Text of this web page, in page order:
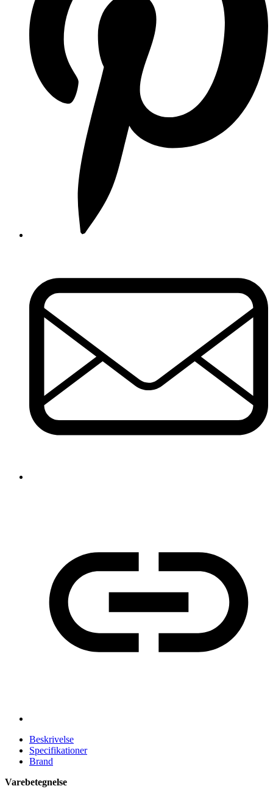
Beskrivelse
Specifikationer
Brand
Varebetegnelse